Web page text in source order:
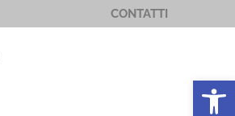
CONTATTI
Apri la